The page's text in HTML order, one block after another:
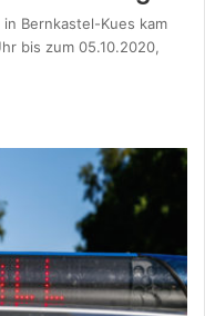
Bernkastel-Kues kam
bis zum 05.10.2020,